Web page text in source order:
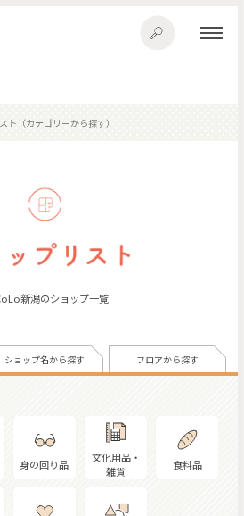
ト（カテゴリーから探す）
新潟のショップ一覧
ショップ名から探す フロアから探す
身の回り品
文化用品・
雑貨
食料品